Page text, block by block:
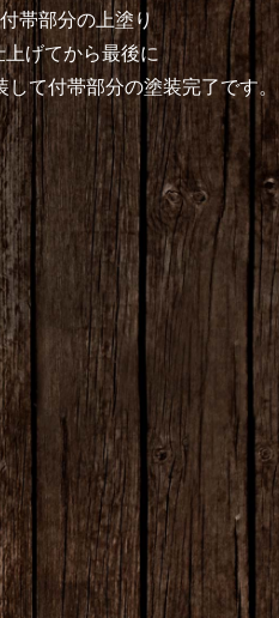
帯部分の上塗り
げてから最後に
て付帯部分の塗装完了です。